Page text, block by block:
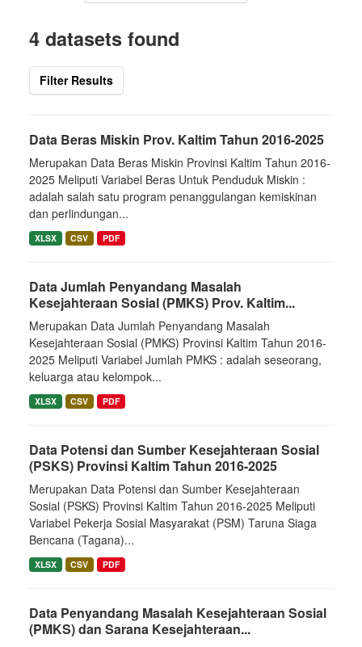
4 datasets found
Filter Results
Data Beras Miskin Prov. Kaltim Tahun 2016-2025
Merupakan Data Beras Miskin Provinsi Kaltim Tahun 2016-
2025 Meliputi Variabel Beras Untuk Penduduk Miskin :
adalah salah satu program penanggulangan kemiskinan
dan perlindungan...
XLSX CSV PDF
Data Jumlah Penyandang Masalah
Kesejahteraan Sosial (PMKS) Prov. Kaltim...
Merupakan Data Jumlah Penyandang Masalah
Kesejahteraan Sosial (PMKS) Provinsi Kaltim Tahun 2016-
2025 Meliputi Variabel Jumlah PMKS : adalah seseorang,
keluarga atau kelompok...
XLSX CSV PDF
Data Potensi dan Sumber Kesejahteraan Sosial
(PSKS) Provinsi Kaltim Tahun 2016-2025
Merupakan Data Potensi dan Sumber Kesejahteraan
Sosial (PSKS) Provinsi Kaltim Tahun 2016-2025 Meliputi
Variabel Pekerja Sosial Masyarakat (PSM) Taruna Siaga
Bencana (Tagana)...
XLSX CSV PDF
Data Penyandang Masalah Kesejahteraan Sosial
(PMKS) dan Sarana Kesejahteraan...